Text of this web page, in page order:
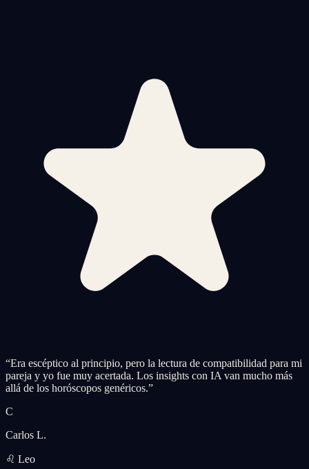
“Era escéptico al principio, pero la lectura de compatibilidad para mi
pareja y yo fue muy acertada. Los insights con IA van mucho más
allá de los horóscopos genéricos.”
C
Carlos L.
♌ Leo